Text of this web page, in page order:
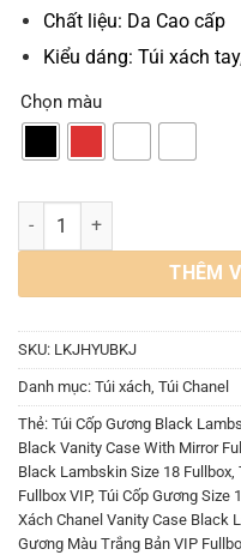
Chất liệu: Da Cao cấp
Kiểu dáng: Túi xách
Chọn màu
Túi Cốp Gương Chanel
THÊM
SKU: LKJHYUBKJ
Danh mục: Túi xách, Túi Chanel
Thẻ: Túi Cốp Gương Black
Black Vanity Case With Mirror
Black Lambskin Size 18 Fullbox,
Fullbox VIP, Túi Cốp Gương Size
Xách Chanel Vanity Case Black
Gương Màu Trắng Bản VIP